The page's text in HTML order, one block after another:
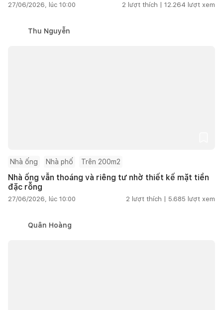
27/06/2026, lúc 10:00 2 lượt thích | 12.264 lượt xem
Thu Nguyễn
Nhà ống Nhà phố Trên 200m2
Nhà ống vẫn thoáng và riêng tư nhờ thiết kế mặt tiền
đặc rỗng
27/06/2026, lúc 10:00 2 lượt thích | 5.685 lượt xem
Quân Hoàng